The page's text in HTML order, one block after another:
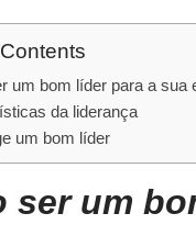
um bom líder para a sua
da liderança
um bom líder
ser um